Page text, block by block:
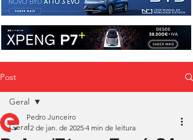
Post
Geral
Geral
Pedro Junceiro
12 de jan. de 2025 4 min de leitura